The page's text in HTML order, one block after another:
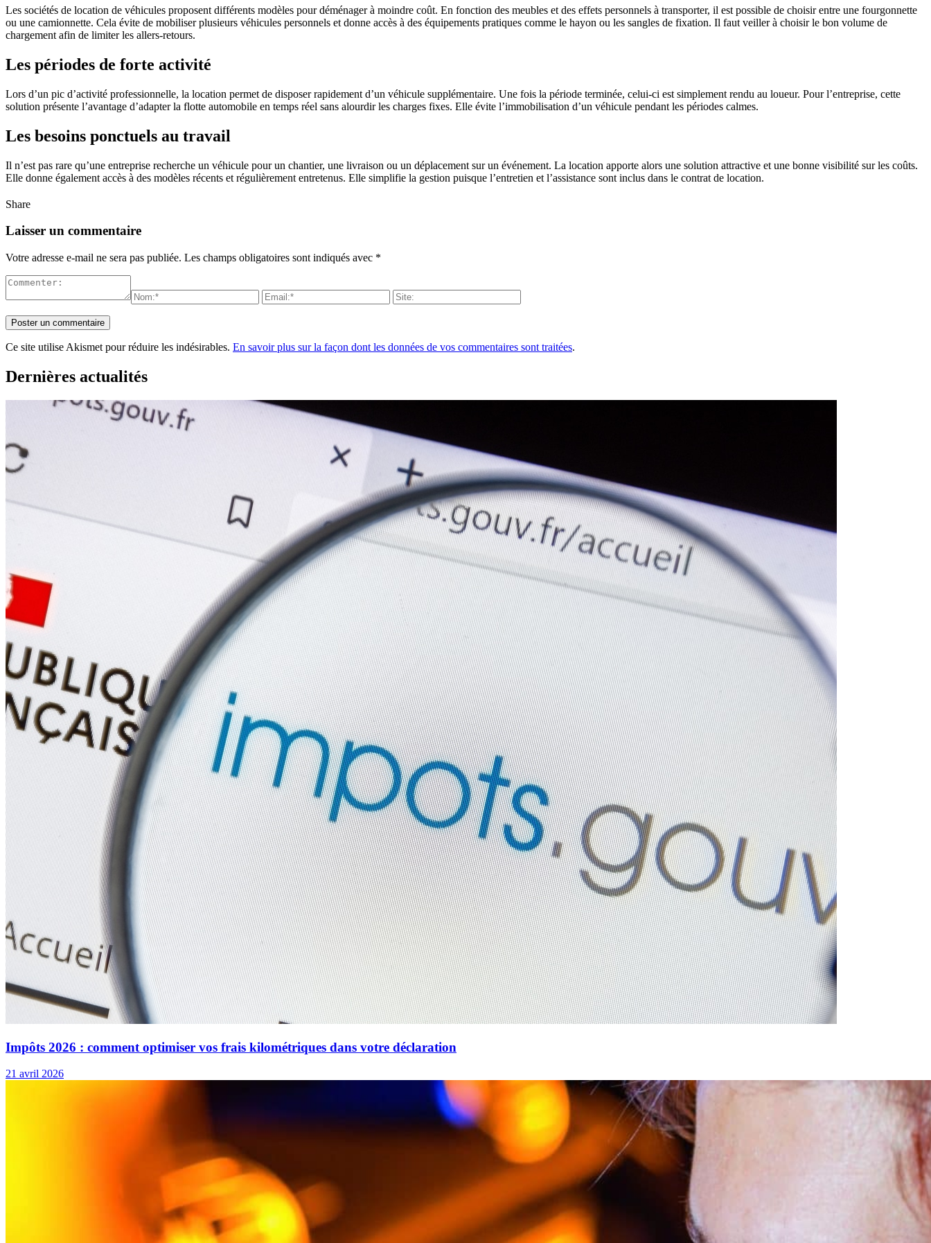
Les sociétés de location de véhicules proposent différents modèles pour déménager à moindre coût. En fonction des meubles et des effets personnels à transporter, il est possible de choisir entre une fourgonnette
ou une camionnette. Cela évite de mobiliser plusieurs véhicules personnels et donne accès à des équipements pratiques comme le hayon ou les sangles de fixation. Il faut veiller à choisir le bon volume de
chargement afin de limiter les allers-retours.
Les périodes de forte activité
Lors d’un pic d’activité professionnelle, la location permet de disposer rapidement d’un véhicule supplémentaire. Une fois la période terminée, celui-ci est simplement rendu au loueur. Pour l’entreprise, cette
solution présente l’avantage d’adapter la flotte automobile en temps réel sans alourdir les charges fixes. Elle évite l’immobilisation d’un véhicule pendant les périodes calmes.
Les besoins ponctuels au travail
Il n’est pas rare qu’une entreprise recherche un véhicule pour un chantier, une livraison ou un déplacement sur un événement. La location apporte alors une solution attractive et une bonne visibilité sur les coûts.
Elle donne également accès à des modèles récents et régulièrement entretenus. Elle simplifie la gestion puisque l’entretien et l’assistance sont inclus dans le contrat de location.
Share
Laisser un commentaire
Votre adresse e-mail ne sera pas publiée. Les champs obligatoires sont indiqués avec *
Ce site utilise Akismet pour réduire les indésirables. En savoir plus sur la façon dont les données de vos commentaires sont traitées.
Dernières actualités
Impôts 2026 : comment optimiser vos frais kilométriques dans votre déclaration
21 avril 2026